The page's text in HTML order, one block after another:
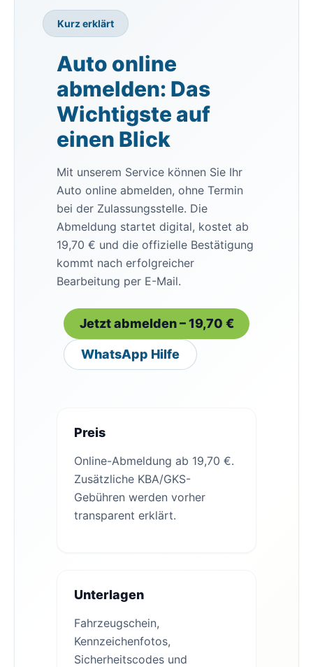
Kurz erklärt
Auto online
abmelden: Das
Wichtigste auf
einen Blick
Mit unserem Service können Sie Ihr
Auto online abmelden, ohne Termin
bei der Zulassungsstelle. Die
Abmeldung startet digital, kostet ab
19,70 € und die offizielle Bestätigung
kommt nach erfolgreicher
Bearbeitung per E-Mail.
Jetzt abmelden – 19,70 €
WhatsApp Hilfe
Preis
Online-Abmeldung ab 19,70 €.
Zusätzliche KBA/GKS-
Gebühren werden vorher
transparent erklärt.
Unterlagen
Fahrzeugschein,
Kennzeichenfotos,
Sicherheitscodes und